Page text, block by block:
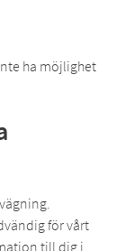
ha möjlighet
för vårt
till dig i